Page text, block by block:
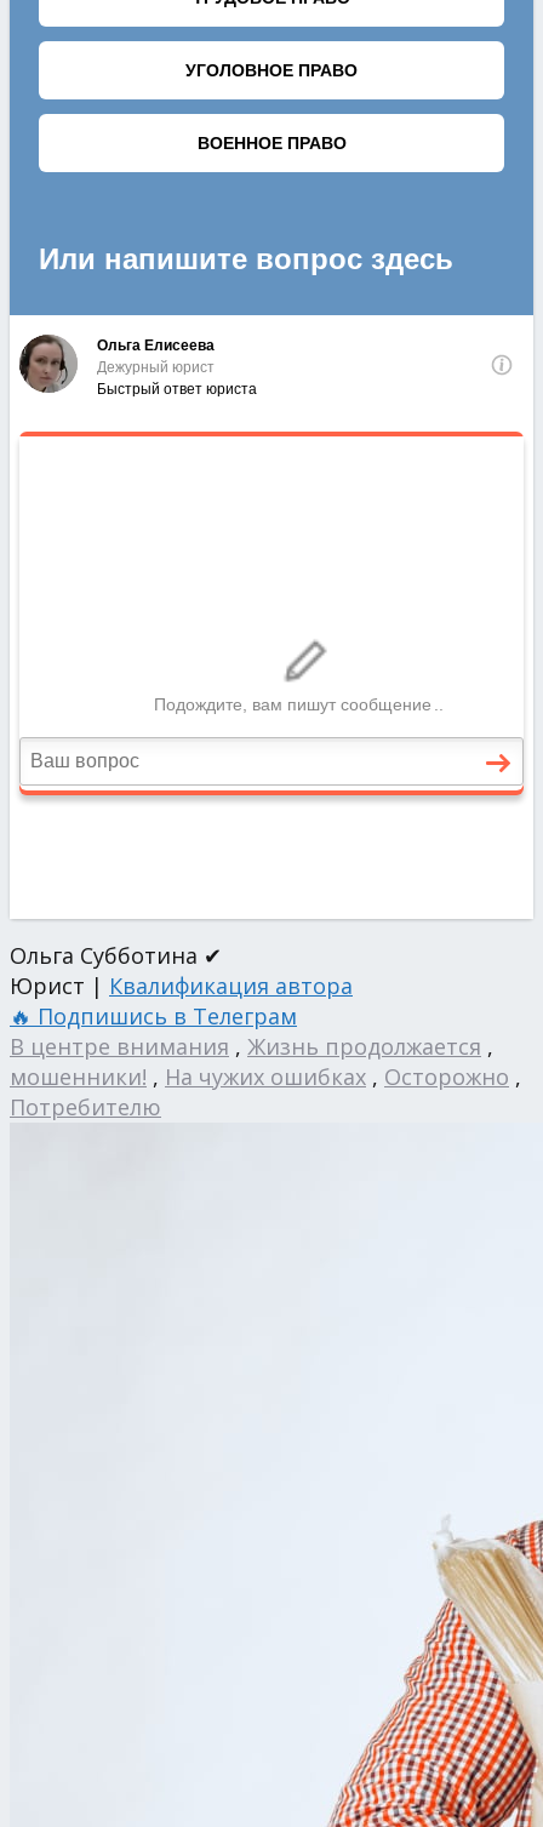
Ольга Субботина ✔
Юрист | Квалификация автора
🔥 Подпишись в Телеграм
В центре внимания , Жизнь продолжается ,
мошенники! , На чужих ошибках , Осторожно ,
Потребителю